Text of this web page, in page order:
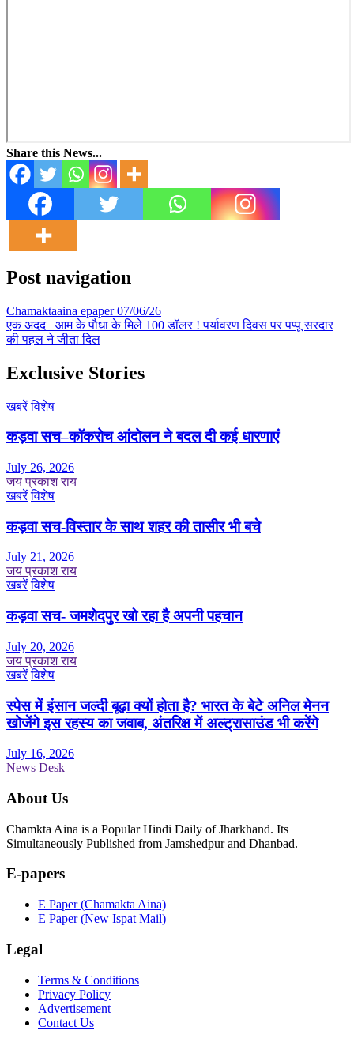
Share this News...
Post navigation
Chamaktaaina epaper 07/06/26
एक अदद आम के पौधा के मिले 100 डॉलर ! पर्यावरण दिवस पर पप्पू सरदार
की पहल ने जीता दिल
Exclusive Stories
खबरें विशेष
कड़वा सच–कॉकरोच आंदोलन ने बदल दी कई धारणाएं
July 26, 2026
जय प्रकाश राय
खबरें विशेष
कड़वा सच-विस्तार के साथ शहर की तासीर भी बचे
July 21, 2026
जय प्रकाश राय
खबरें विशेष
कड़वा सच- जमशेदपुर खो रहा है अपनी पहचान
July 20, 2026
जय प्रकाश राय
खबरें विशेष
स्पेस में इंसान जल्दी बूढ़ा क्यों होता है? भारत के बेटे अनिल मेनन
खोजेंगे इस रहस्य का जवाब, अंतरिक्ष में अल्ट्रासाउंड भी करेंगे
July 16, 2026
News Desk
About Us
Chamkta Aina is a Popular Hindi Daily of Jharkhand. Its
Simultaneously Published from Jamshedpur and Dhanbad.
E-papers
E Paper (Chamakta Aina)
E Paper (New Ispat Mail)
Legal
Terms & Conditions
Privacy Policy
Advertisement
Contact Us